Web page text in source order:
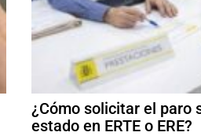
¿Cómo solicitar el paro
estado en ERTE o ERE?